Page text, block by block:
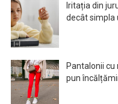
Iritația din
decât simpla
Pantalonii
pun